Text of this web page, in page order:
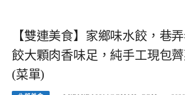
【雙連美食】家鄉味水餃，巷
餃大顆肉香味足，純手工現包
(菜單)